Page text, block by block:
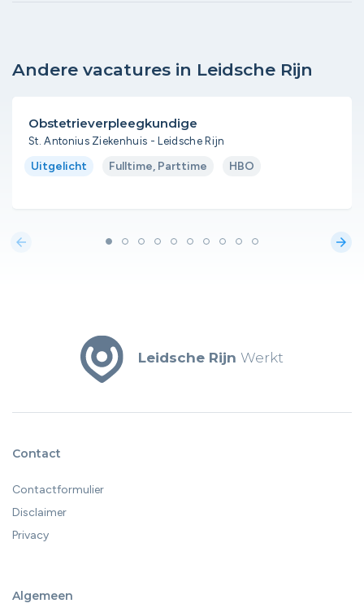
Andere vacatures in Leidsche Rijn
Obstetrieverpleegkundige
St. Antonius Ziekenhuis - Leidsche Rijn
Uitgelicht Fulltime, Parttime HBO
arrow_back arrow_forward
Leidsche Rijn Werkt
Contact
Contactformulier
Disclaimer
Privacy
Algemeen